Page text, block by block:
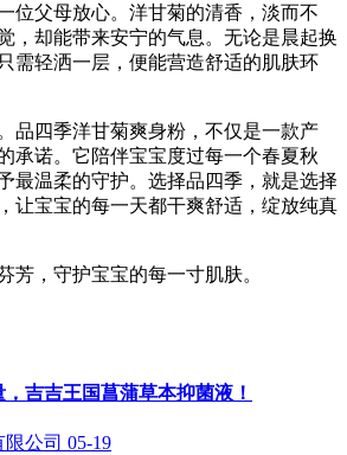
位父母放心。洋甘菊的清香，淡而不
，却能带来安宁的气息。无论是晨起换
需轻洒一层，便能营造舒适的肌肤环
品四季洋甘菊爽身粉，不仅是一款产
承诺。它陪伴宝宝度过每一个春夏秋
最温柔的守护。选择品四季，就是选择
让宝宝的每一天都干爽舒适，绽放纯真
芳，守护宝宝的每一寸肌肤。
吉吉王国菖蒲草本抑菌液！
公司 05-19